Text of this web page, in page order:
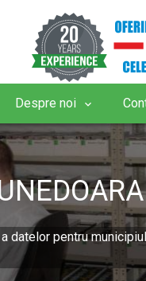
Despre noi
datelor pentru